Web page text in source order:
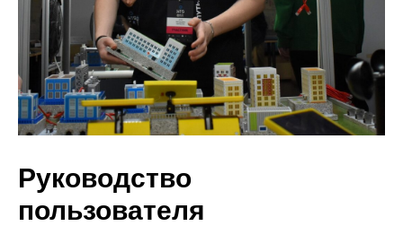
Руководство
пользователя